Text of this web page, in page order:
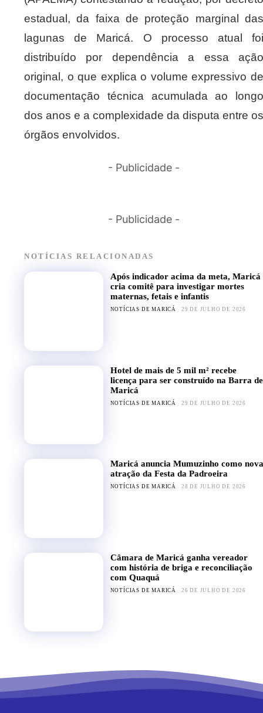
estadual, da faixa de proteção marginal das
lagunas de Maricá. O processo atual foi
distribuído por dependência a essa ação
original, o que explica o volume expressivo de
documentação técnica acumulada ao longo
dos anos e a complexidade da disputa entre os
órgãos envolvidos.
- Publicidade -
- Publicidade -
NOTÍCIAS RELACIONADAS
Após indicador acima da meta, Maricá
cria comitê para investigar mortes
maternas, fetais e infantis
NOTÍCIAS DE MARICÁ 29 DE JULHO DE 2026
Hotel de mais de 5 mil m² recebe
licença para ser construído na Barra de
Maricá
NOTÍCIAS DE MARICÁ 29 DE JULHO DE 2026
Maricá anuncia Mumuzinho como nova
atração da Festa da Padroeira
NOTÍCIAS DE MARICÁ 28 DE JULHO DE 2026
Câmara de Maricá ganha vereador
com história de briga e reconciliação
com Quaquá
NOTÍCIAS DE MARICÁ 26 DE JULHO DE 2026